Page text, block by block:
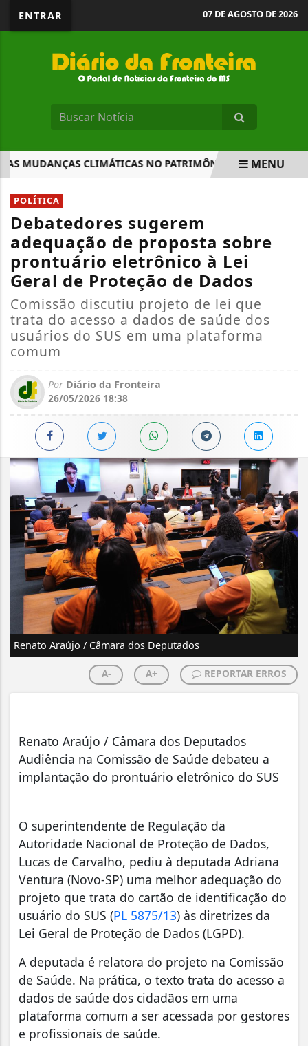
ENTRAR 07 DE AGOSTO DE 2026
MUDANÇAS CLIMÁTICAS NO PATRIMÔNIO CULTURAL
EM ALTA
MENU
POLÍTICA
Debatedores sugerem
adequação de proposta sobre
prontuário eletrônico à Lei
Geral de Proteção de Dados
Comissão discutiu projeto de lei que
trata do acesso a dados de saúde dos
usuários do SUS em uma plataforma
comum
Por Diário da Fronteira
26/05/2026 18:38
Renato Araújo / Câmara dos Deputados
A- A+ REPORTAR ERROS
Renato Araújo / Câmara dos Deputados
Audiência na Comissão de Saúde debateu a
implantação do prontuário eletrônico do SUS
O superintendente de Regulação da
Autoridade Nacional de Proteção de Dados,
Lucas de Carvalho, pediu à deputada Adriana
Ventura (Novo-SP) uma melhor adequação do
projeto que trata do cartão de identificação do
usuário do SUS (PL 5875/13) às diretrizes da
Lei Geral de Proteção de Dados (LGPD).
A deputada é relatora do projeto na Comissão
de Saúde. Na prática, o texto trata do acesso a
dados de saúde dos cidadãos em uma
plataforma comum a ser acessada por gestores
e profissionais de saúde.